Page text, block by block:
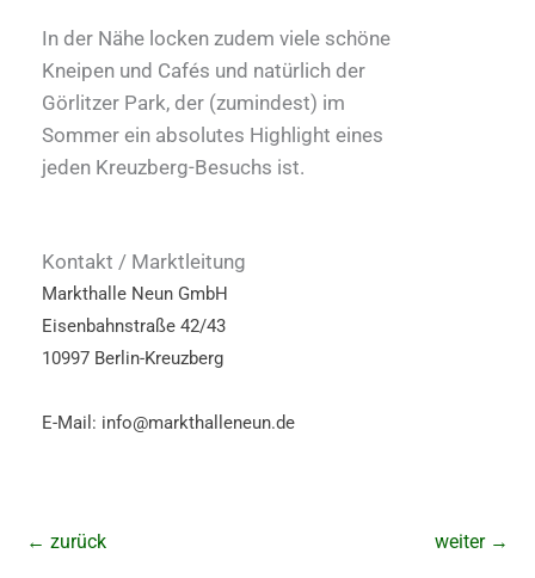
In der Nähe locken zudem viele schöne
Kneipen und Cafés und natürlich der
Görlitzer Park, der (zumindest) im
Sommer ein absolutes Highlight eines
jeden Kreuzberg-Besuchs ist.
Kontakt / Marktleitung
Markthalle Neun GmbH
Eisenbahnstraße 42/43
10997 Berlin-Kreuzberg
E-Mail: info@markthalleneun.de
← zurück weiter →